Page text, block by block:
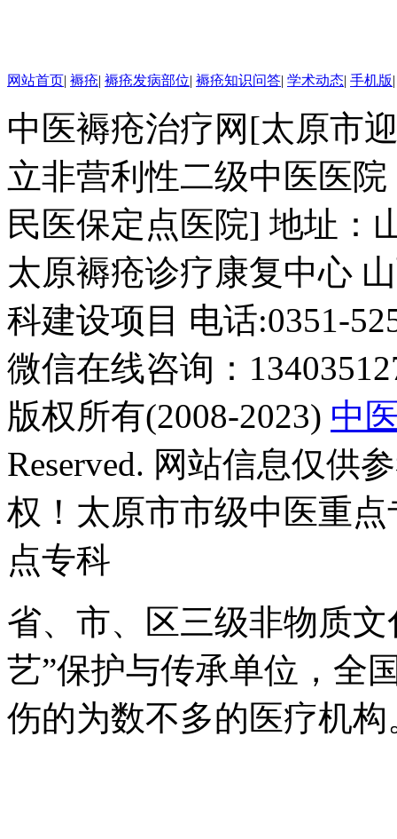
了褥疮病理实质
营血”的新观点.
副主任医师，山西
医学会高压氧专业
委员，曾多次赴上
海长海医院、湖南
湘雅医院进修学
习。从事外科工作
多年，对褥疮清创
及窦道清除临床经
验丰富。.
网站首页| 褥疮| 褥疮发病部位| 褥疮知识问答| 学术动态| 手机版
中医褥疮治疗网[太原市
立非营利性二级中医医
民医保定点医院] 地址：
太原褥疮诊疗康复中心
科建设项目 电话:0351-
微信在线咨询：
版权所有(2008-2023) 中
Reserved. 网站信息仅供
权！太原市市级中医重
点专科
省、市、区三级非物质
艺”保护与传承单位，全
伤的为数不多的医疗机